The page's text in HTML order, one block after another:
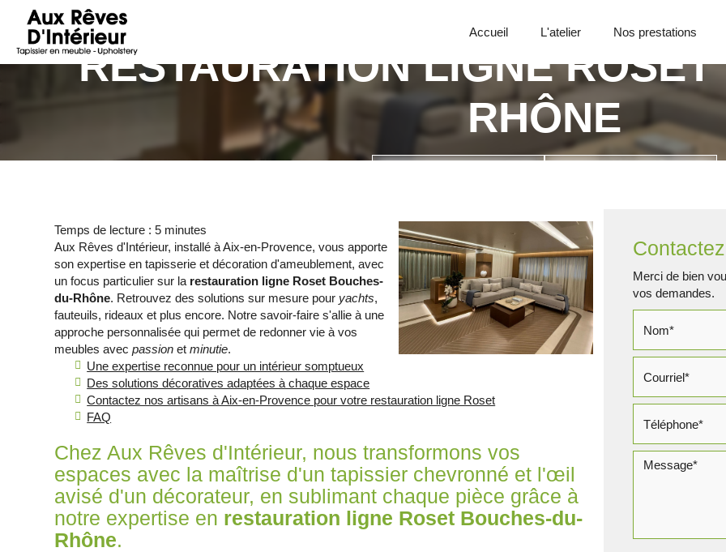
D'INTÉRIEUR
Accueil L'atelier Nos prestations
RESTAURATION LIGNE
RHÔNE
Temps de lecture : 5 minutes
Aux Rêves d'Intérieur, installé à Aix-en-Provence, vous apporte
son expertise en tapisserie et décoration d'ameublement, avec
un focus particulier sur la restauration ligne Roset Bouches-
du-Rhône. Retrouvez des solutions sur mesure pour yachts,
fauteuils, rideaux et plus encore. Notre savoir-faire s'allie à une
approche personnalisée qui permet de redonner vie à vos
meubles avecpassion etminutie.
Une expertise reconnue pour un intérieur somptueux
Des solutions décoratives adaptées à chaque espace
Contactez nos artisans à Aix-en-Provence pour votre restauration ligne Roset
FAQ
Chez Aux Rêves d'Intérieur, nous transformons vos
espaces avec la maîtrise d'un tapissier chevronné et l'œil
avisé d'un décorateur, en sublimant chaque pièce grâce à
notre expertise en restauration ligne Roset Bouches-du-
Rhône.
Merci de bien
vos demandes.